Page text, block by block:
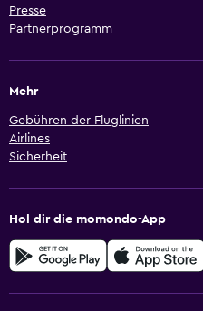
Presse
Partnerprogramm
Mehr
Gebühren der Fluglinien
Airlines
Sicherheit
Hol dir die momondo-App